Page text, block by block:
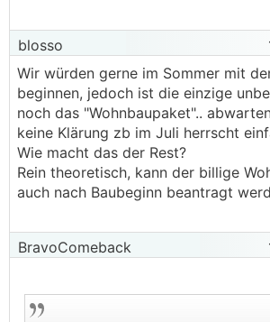
blosso
Wir würden gerne im Sommer mit
beginnen, jedoch ist die einzige
noch das "Wohnbaupaket"..
keine Klärung zb im Juli herrscht
Wie macht das der Rest?
Rein theoretisch, kann der billige
auch nach Baubeginn beantragt
BravoComeback